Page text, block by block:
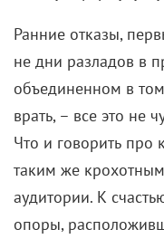
Ранние отказы,
не дни разладов в
объединенном в
врать, – все это не
Что и говорить про
таким же
аудитории. К
опоры,